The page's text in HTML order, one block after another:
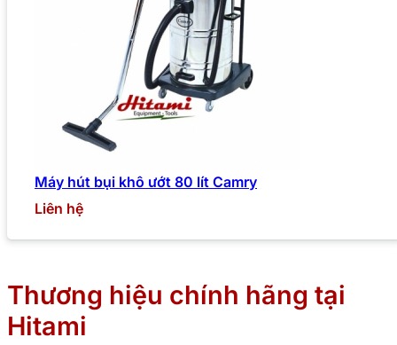
Máy hút bụi khô ướt 80 lít Camry
Liên hệ
Thương hiệu chính hãng tại
Hitami